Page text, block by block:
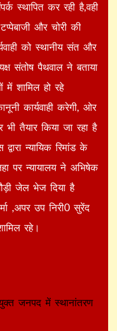
स्थापित कर रही है,वही
और चोरी की
को स्थानीय संत और
संतोष पैथवाल ने बताया
शामिल हो रहे
कार्यवाही करेगी, ओर
भी तैयार किया जा रहा है
न्यायिक रिमांड के
पर न्यायालय ने अभिषेक
जेल भेज दिया है
,अपर उप निरी0 सुरेंद
रहे।
जनपद में स्थानांतरण